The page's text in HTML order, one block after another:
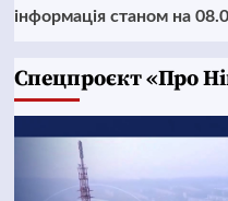
інформація станом на
Cпецпроєкт «Про